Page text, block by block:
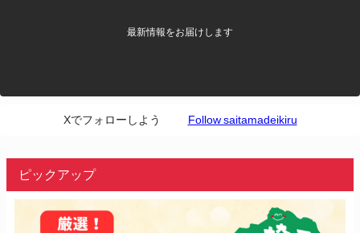
最新情報をお届けします
Xでフォローしよう Follow saitamadeikiru
ピックアップ